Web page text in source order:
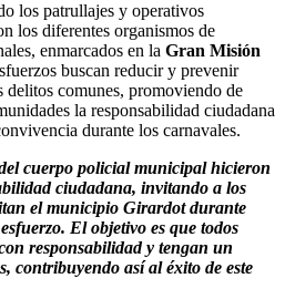
los patrullajes y operativos
los diferentes organismos de
enmarcados en la Gran Misión
buscan reducir y prevenir
delitos comunes, promoviendo de
la responsabilidad ciudadana
durante los carnavales.
cuerpo policial municipal hicieron
ciudadana, invitando a los
el municipio Girardot durante
El objetivo es que todos
responsabilidad y tengan un
contribuyendo así al éxito de este